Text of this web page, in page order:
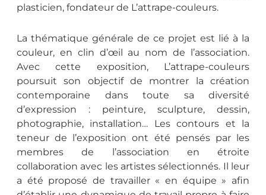
plasticien, fondateur de L’attrape-couleurs.
La thématique générale de ce projet est lié à la
couleur, en clin d’œil au nom de l’association.
Avec cette exposition, L’attrape-couleurs
poursuit son objectif de montrer la création
contemporaine dans toute sa diversité
d’expression : peinture, sculpture, dessin,
photographie, installation… Les contours et la
teneur de l’exposition ont été pensés par les
membres de l’association en étroite
collaboration avec les artistes sélectionnés. Il leur
a été proposé de travailler « en équipe » afin